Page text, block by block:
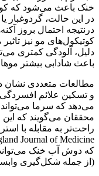
خنک باعث می‌شود که
در این حالت، گردوغبار
درنتیجه احتمال بروز
کوتیکول‌های مو نیز
دلیل، آلودگی کمتری
باعث شادابی بیشتر
مطالعات متعددی نشان
و تسکین علائم
می‌دهد که سرما
محققان می‌گویند که
راحت‌تر به مقابله با
که دوش آب خنک
(از جمله شکل‌گیری